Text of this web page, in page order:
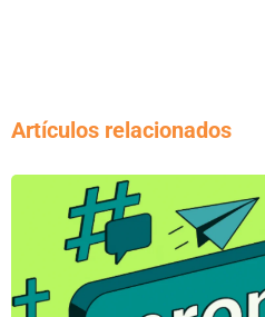
Artículos relacionados